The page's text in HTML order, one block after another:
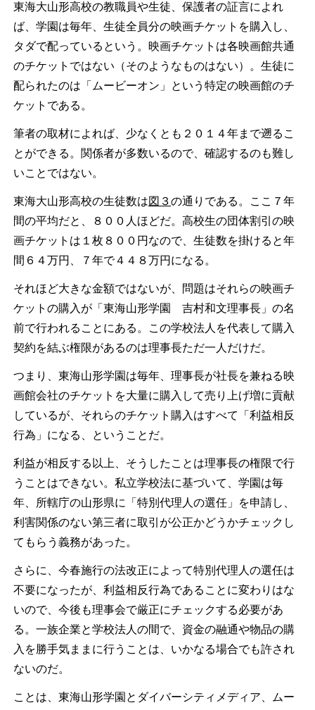
東海大山形高校の教職員や生徒、保護者の証言によれ
ば、学園は毎年、生徒全員分の映画チケットを購入し、
タダで配っているという。映画チケットは各映画館共通
のチケットではない（そのようなものはない）。生徒に
配られたのは「ムービーオン」という特定の映画館のチ
ケットである。
筆者の取材によれば、少なくとも２０１４年まで遡るこ
とができる。関係者が多数いるので、確認するのも難し
いことではない。
東海大山形高校の生徒数は図３の通りである。ここ７年
間の平均だと、８００人ほどだ。高校生の団体割引の映
画チケットは１枚８００円なので、生徒数を掛けると年
間６４万円、７年で４４８万円になる。
それほど大きな金額ではないが、問題はそれらの映画チ
ケットの購入が「東海山形学園 吉村和文理事長」の名
前で行われることにある。この学校法人を代表して購入
契約を結ぶ権限があるのは理事長ただ一人だけだ。
つまり、東海山形学園は毎年、理事長が社長を兼ねる映
画館会社のチケットを大量に購入して売り上げ増に貢献
しているが、それらのチケット購入はすべて「利益相反
行為」になる、ということだ。
利益が相反する以上、そうしたことは理事長の権限で行
うことはできない。私立学校法に基づいて、学園は毎
年、所轄庁の山形県に「特別代理人の選任」を申請し、
利害関係のない第三者に取引が公正かどうかチェックし
てもらう義務があった。
さらに、今春施行の法改正によって特別代理人の選任は
不要になったが、利益相反行為であることに変わりはな
いので、今後も理事会で厳正にチェックする必要があ
る。一族企業と学校法人の間で、資金の融通や物品の購
入を勝手気ままに行うことは、いかなる場合でも許され
ないのだ。
ことは、東海山形学園とダイバーシティメディア、ムー